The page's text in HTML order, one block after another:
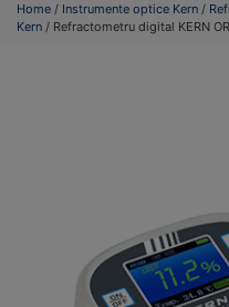
Home / Instrumente optice Kern /
Kern / Refractometru digital KERN